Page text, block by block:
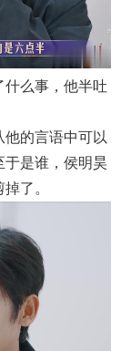
什么事，他半吐
的言语中可以
于是谁，侯明昊
了。